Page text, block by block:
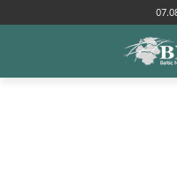
Tags